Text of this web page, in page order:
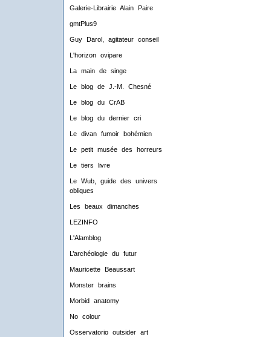
Galerie-Librairie Alain Paire
gmtPlus9
Guy Darol, agitateur conseil
L'horizon ovipare
La main de singe
Le blog de J.-M. Chesné
Le blog du CrAB
Le blog du dernier cri
Le divan fumoir bohémien
Le petit musée des horreurs
Le tiers livre
Le Wub, guide des univers
obliques
Les beaux dimanches
LEZINFO
L'Alamblog
L’archéologie du futur
Mauricette Beaussart
Monster brains
Morbid anatomy
No colour
Osservatorio outsider art